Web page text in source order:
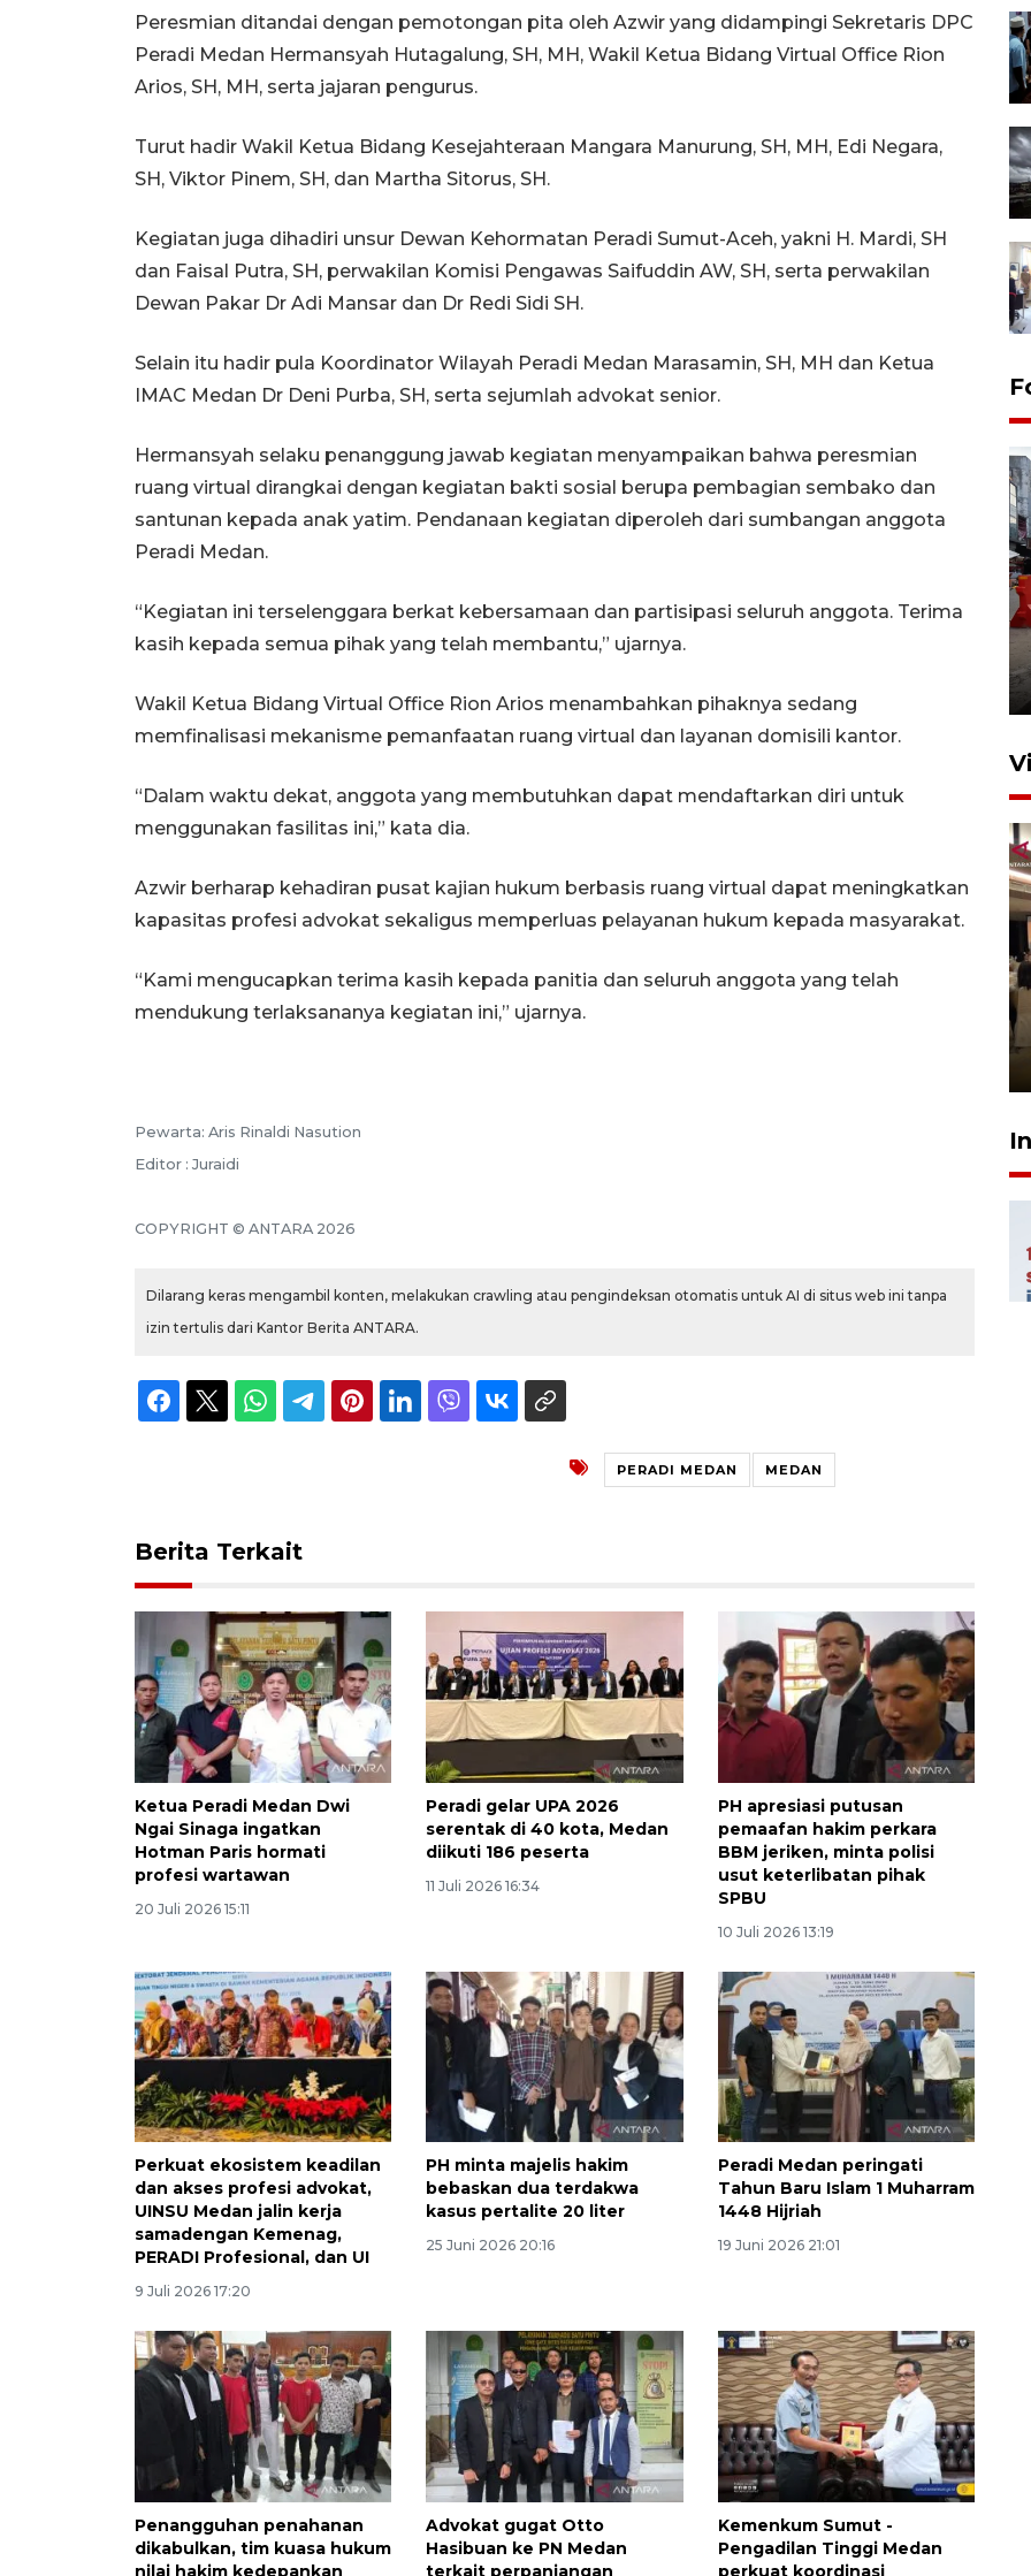
Peresmian ditandai dengan pemotongan pita oleh Azwir yang didampingi Sekretaris DPC
Peradi Medan Hermansyah Hutagalung, SH, MH, Wakil Ketua Bidang Virtual Office Rion
Arios, SH, MH, serta jajaran pengurus.
Turut hadir Wakil Ketua Bidang Kesejahteraan Mangara Manurung, SH, MH, Edi Negara,
SH, Viktor Pinem, SH, dan Martha Sitorus, SH.
Kegiatan juga dihadiri unsur Dewan Kehormatan Peradi Sumut-Aceh, yakni H. Mardi, SH
dan Faisal Putra, SH, perwakilan Komisi Pengawas Saifuddin AW, SH, serta perwakilan
Dewan Pakar Dr Adi Mansar dan Dr Redi Sidi SH.
Selain itu hadir pula Koordinator Wilayah Peradi Medan Marasamin, SH, MH dan Ketua
IMAC Medan Dr Deni Purba, SH, serta sejumlah advokat senior.
Hermansyah selaku penanggung jawab kegiatan menyampaikan bahwa peresmian
ruang virtual dirangkai dengan kegiatan bakti sosial berupa pembagian sembako dan
santunan kepada anak yatim. Pendanaan kegiatan diperoleh dari sumbangan anggota
Peradi Medan.
“Kegiatan ini terselenggara berkat kebersamaan dan partisipasi seluruh anggota. Terima
kasih kepada semua pihak yang telah membantu,” ujarnya.
Wakil Ketua Bidang Virtual Office Rion Arios menambahkan pihaknya sedang
memfinalisasi mekanisme pemanfaatan ruang virtual dan layanan domisili kantor.
“Dalam waktu dekat, anggota yang membutuhkan dapat mendaftarkan diri untuk
menggunakan fasilitas ini,” kata dia.
Azwir berharap kehadiran pusat kajian hukum berbasis ruang virtual dapat meningkatkan
kapasitas profesi advokat sekaligus memperluas pelayanan hukum kepada masyarakat.
“Kami mengucapkan terima kasih kepada panitia dan seluruh anggota yang telah
mendukung terlaksananya kegiatan ini,” ujarnya.
Pewarta: Aris Rinaldi Nasution
Editor : Juraidi
COPYRIGHT © ANTARA 2026
Dilarang keras mengambil konten, melakukan crawling atau pengindeksan otomatis untuk AI di situs web ini tanpa
izin tertulis dari Kantor Berita ANTARA.
PERADI MEDAN MEDAN
Berita Terkait
Ketua Peradi Medan Dwi
Ngai Sinaga ingatkan
Hotman Paris hormati
profesi wartawan
20 Juli 2026 15:11
Peradi gelar UPA 2026
serentak di 40 kota, Medan
diikuti 186 peserta
11 Juli 2026 16:34
PH apresiasi putusan
pemaafan hakim perkara
BBM jeriken, minta polisi
usut keterlibatan pihak
SPBU
10 Juli 2026 13:19
Perkuat ekosistem keadilan
dan akses profesi advokat,
UINSU Medan jalin kerja
samadengan Kemenag,
PERADI Profesional, dan UI
9 Juli 2026 17:20
PH minta majelis hakim
bebaskan dua terdakwa
kasus pertalite 20 liter
25 Juni 2026 20:16
Peradi Medan peringati
Tahun Baru Islam 1 Muharram
1448 Hijriah
19 Juni 2026 21:01
Penangguhan penahanan
dikabulkan, tim kuasa hukum
nilai hakim kedepankan
Advokat gugat Otto
Hasibuan ke PN Medan
terkait perpanjangan
Kemenkum Sumut -
Pengadilan Tinggi Medan
perkuat koordinasi
Pelaporan SPT Tahunan di
Sumut
Kodam I Bukit Barisan
Ekonomi triwulan II-2026
tumbuh 5,29 persen
2026-08-06 18:45:00